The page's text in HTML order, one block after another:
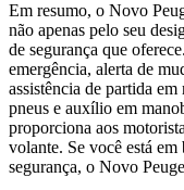
Em resumo, o Novo
não apenas pelo seu
de segurança que
emergência, alerta de
assistência de partida
pneus e auxílio em
proporciona aos
volante. Se você está
segurança, o Novo